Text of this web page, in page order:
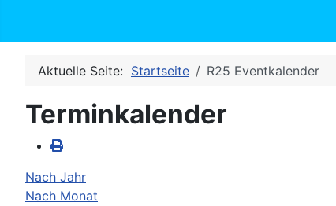
Aktuelle Seite: Startseite R25 Eventkalender
Terminkalender
Nach Jahr
Nach Monat